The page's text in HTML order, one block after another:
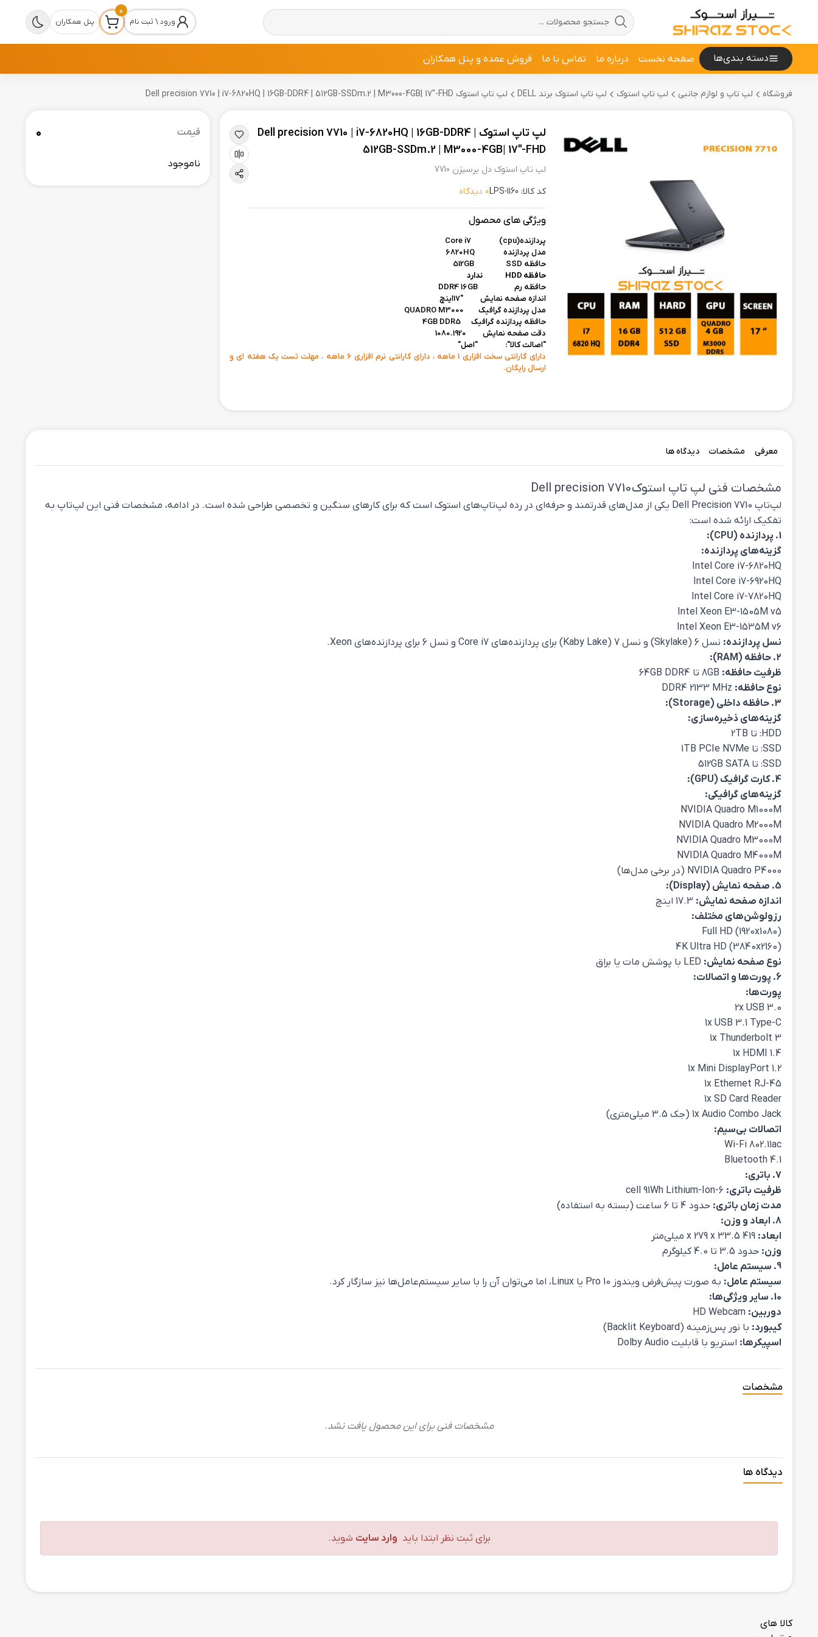
ورود \ ثبت نام
0
پنل همکاران
دسته بندی‌ها صفحه نخست درباره ما تماس با ما فروش عمده و پنل همکاران
فروشگاه لپ تاپ و لوازم جانبی لپ تاپ استوک لپ تاپ استوک برند DELL لپ تاپ استوک Dell precision 7710 | i7-6820HQ | 16GB-DDR4 | 512GB-SSDm.2 | M3000-4GB| 17"-FHD
لپ تاپ استوک Dell precision 7710 | i7-6820HQ | 16GB-DDR4 |
512GB-SSDm.2 | M3000-4GB| 17"-FHD
لپ تاپ استوک دل پرسیژن 7710
کد کالا: LPS-1160
0 دیدگاه
ویژگی های محصول
پردازنده(cpu)
Core i7
مدل پردازنده 6820HQ
حافظه 512GB SSD
حافظه HDD ندارد
حافظه رم DDR4 16GB
اندازه صفحه نمایش "17اینچ
مدل پردازنده گرافیک
حافظه پردازنده گرافیک 4GB DDR5
دقت صفحه نمایش
1080.1920
"اصالت کالا": "اصل"
دارای گارانتی سخت افزاری 1 ماهه ، دارای گارانتی نرم افزاری 6 ماهه ، مهلت تست یک هفته ای و
ارسال رایگان.
قیمت 0
ناموجود
معرفی مشخصات دیدگاه ها
مشخصات فنی لپ تاپ استوک Dell precision 7710
لپ‌تاپ Dell Precision 7710 یکی از مدل‌های قدرتمند و حرفه‌ای در رده لپ‌تاپ‌های استوک است که برای کارهای سنگین و تخصصی طراحی شده است. در ادامه، مشخصات فنی این لپ‌تاپ به
تفکیک ارائه شده است:
1. پردازنده (CPU):
گزینه‌های پردازنده:
Intel Core i7-6820HQ
Intel Core i7-6920HQ
Intel Core i7-7820HQ
Intel Xeon E3-1505M v5
Intel Xeon E3-1535M v6
نسل پردازنده: نسل 6 (Skylake) و نسل 7 (Kaby Lake) برای پردازنده‌های Core i7 و نسل 6 برای پردازنده‌های Xeon.
2. حافظه (RAM):
ظرفیت حافظه:
نوع حافظه:
3. حافظه داخلی (Storage):
گزینه‌های ذخیره‌سازی:
HDD: تا 2TB
SSD: تا 1TB PCIe NVMe
SSD: تا 512GB SATA
4. کارت گرافیک (GPU):
گزینه‌های گرافیکی:
NVIDIA Quadro M1000M
NVIDIA Quadro M2000M
NVIDIA Quadro M3000M
NVIDIA Quadro M4000M
NVIDIA Quadro P4000 (در برخی مدل‌ها)
5. صفحه نمایش (Display):
اندازه صفحه نمایش:
رزولوشن‌های مختلف:
Full HD (1920x1080)
4K Ultra HD (3840x2160)
نوع صفحه نمایش:
6. پورت‌ها و اتصالات:
پورت‌ها:
2x USB 3.0
1x USB 3.1 Type-C
1x Thunderbolt 3
1x HDMI 1.4
1x Mini DisplayPort 1.2
1x Ethernet RJ-45
1x SD Card Reader
1x Audio Combo Jack (جک 3.5 میلی‌متری)
اتصالات بی‌سیم:
Wi-Fi 802.11ac
Bluetooth 4.1
7. باتری:
ظرفیت باتری:
مدت زمان باتری: حدود 4 تا 6 ساعت (بسته به استفاده)
8. ابعاد و وزن:
ابعاد:
وزن: حدود 3.5 تا 4.0 کیلوگرم
9. سیستم عامل:
سیستم عامل: به صورت پیش‌فرض ویندوز 10 Pro یا Linux، اما می‌توان آن را با سایر سیستم‌عامل‌ها نیز سازگار کرد.
10. سایر ویژگی‌ها:
دوربین:
کیبورد: با نور پس‌زمینه (Backlit Keyboard)
اسپیکرها: استریو با قابلیت Dolby Audio
مشخصات
مشخصات فنی برای این محصول یافت نشد.
دیدگاه ها
برای ثبت نظر ابتدا باید وارد سایت شوید.
کالا های